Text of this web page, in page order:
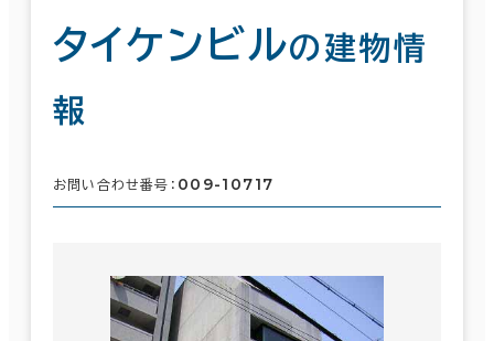
タイケンビルの建物情
報
お問い合わせ番号： 009-10717